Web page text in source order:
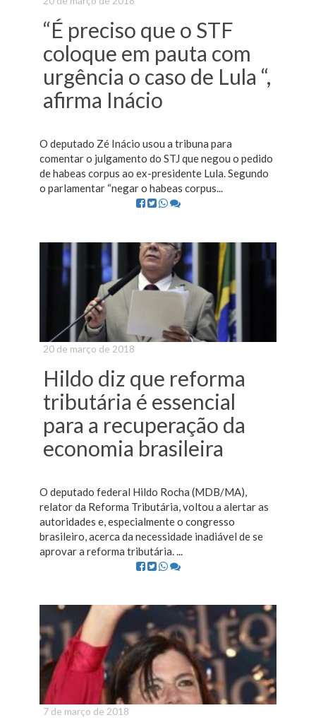
“É preciso que o STF
coloque em pauta com
urgência o caso de Lula “,
afirma Inácio
O deputado Zé Inácio usou a tribuna para
comentar o julgamento do STJ que negou o pedido
de habeas corpus ao ex-presidente Lula. Segundo
o parlamentar “negar o habeas corpus...
20 de março de 2018
Hildo diz que reforma
tributária é essencial
para a recuperação da
economia brasileira
O deputado federal Hildo Rocha (MDB/MA),
relator da Reforma Tributária, voltou a alertar as
autoridades e, especialmente o congresso
brasileiro, acerca da necessidade inadiável de se
aprovar a reforma tributária. ...
7 de março de 2018